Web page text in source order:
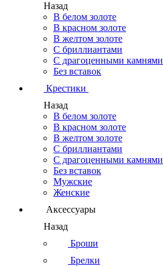
Назад
В белом золоте
В красном золоте
В желтом золоте
С бриллиантами
С драгоценными камнями
Без вставок
Крестики
Назад
В белом золоте
В красном золоте
В желтом золоте
С бриллиантами
С драгоценными камнями
Без вставок
Мужские
Женские
Аксессуары
Назад
Броши
Брелки